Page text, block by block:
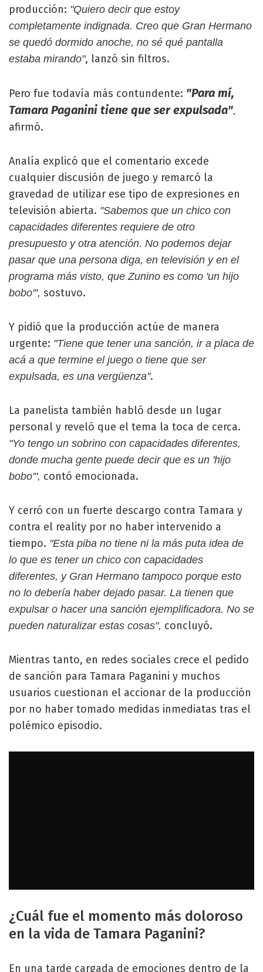
producción: "Quiero decir que estoy
completamente indignada. Creo que Gran Hermano
se quedó dormido anoche, no sé qué pantalla
estaba mirando", lanzó sin filtros.
Pero fue todavía más contundente: "Para mí,
Tamara Paganini tiene que ser expulsada",
afirmó.
Analía explicó que el comentario excede
cualquier discusión de juego y remarcó la
gravedad de utilizar ese tipo de expresiones en
televisión abierta. "Sabemos que un chico con
capacidades diferentes requiere de otro
presupuesto y otra atención. No podemos dejar
pasar que una persona diga, en televisión y en el
programa más visto, que Zunino es como 'un hijo
bobo'", sostuvo.
Y pidió que la producción actúe de manera
urgente: "Tiene que tener una sanción, ir a placa de
acá a que termine el juego o tiene que ser
expulsada, es una vergüenza".
La panelista también habló desde un lugar
personal y reveló que el tema la toca de cerca.
"Yo tengo un sobrino con capacidades diferentes,
donde mucha gente puede decir que es un 'hijo
bobo'", contó emocionada.
Y cerró con un fuerte descargo contra Tamara y
contra el reality por no haber intervenido a
tiempo. "Esta piba no tiene ni la más puta idea de
lo que es tener un chico con capacidades
diferentes, y Gran Hermano tampoco porque esto
no lo debería haber dejado pasar. La tienen que
expulsar o hacer una sanción ejemplificadora. No se
pueden naturalizar estas cosas", concluyó.
Mientras tanto, en redes sociales crece el pedido
de sanción para Tamara Paganini y muchos
usuarios cuestionan el accionar de la producción
por no haber tomado medidas inmediatas tras el
polémico episodio.
¿Cuál fue el momento más doloroso
en la vida de Tamara Paganini?
En una tarde cargada de emociones dentro de la